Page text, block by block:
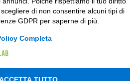
di non consentire alcuni tipi di
GDPR per saperne di più.
Completa
TUTTO